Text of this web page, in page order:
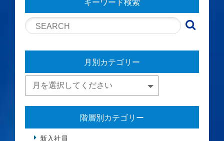
キーワード検索
月別カテゴリー
階層別カテゴリー
新入社員